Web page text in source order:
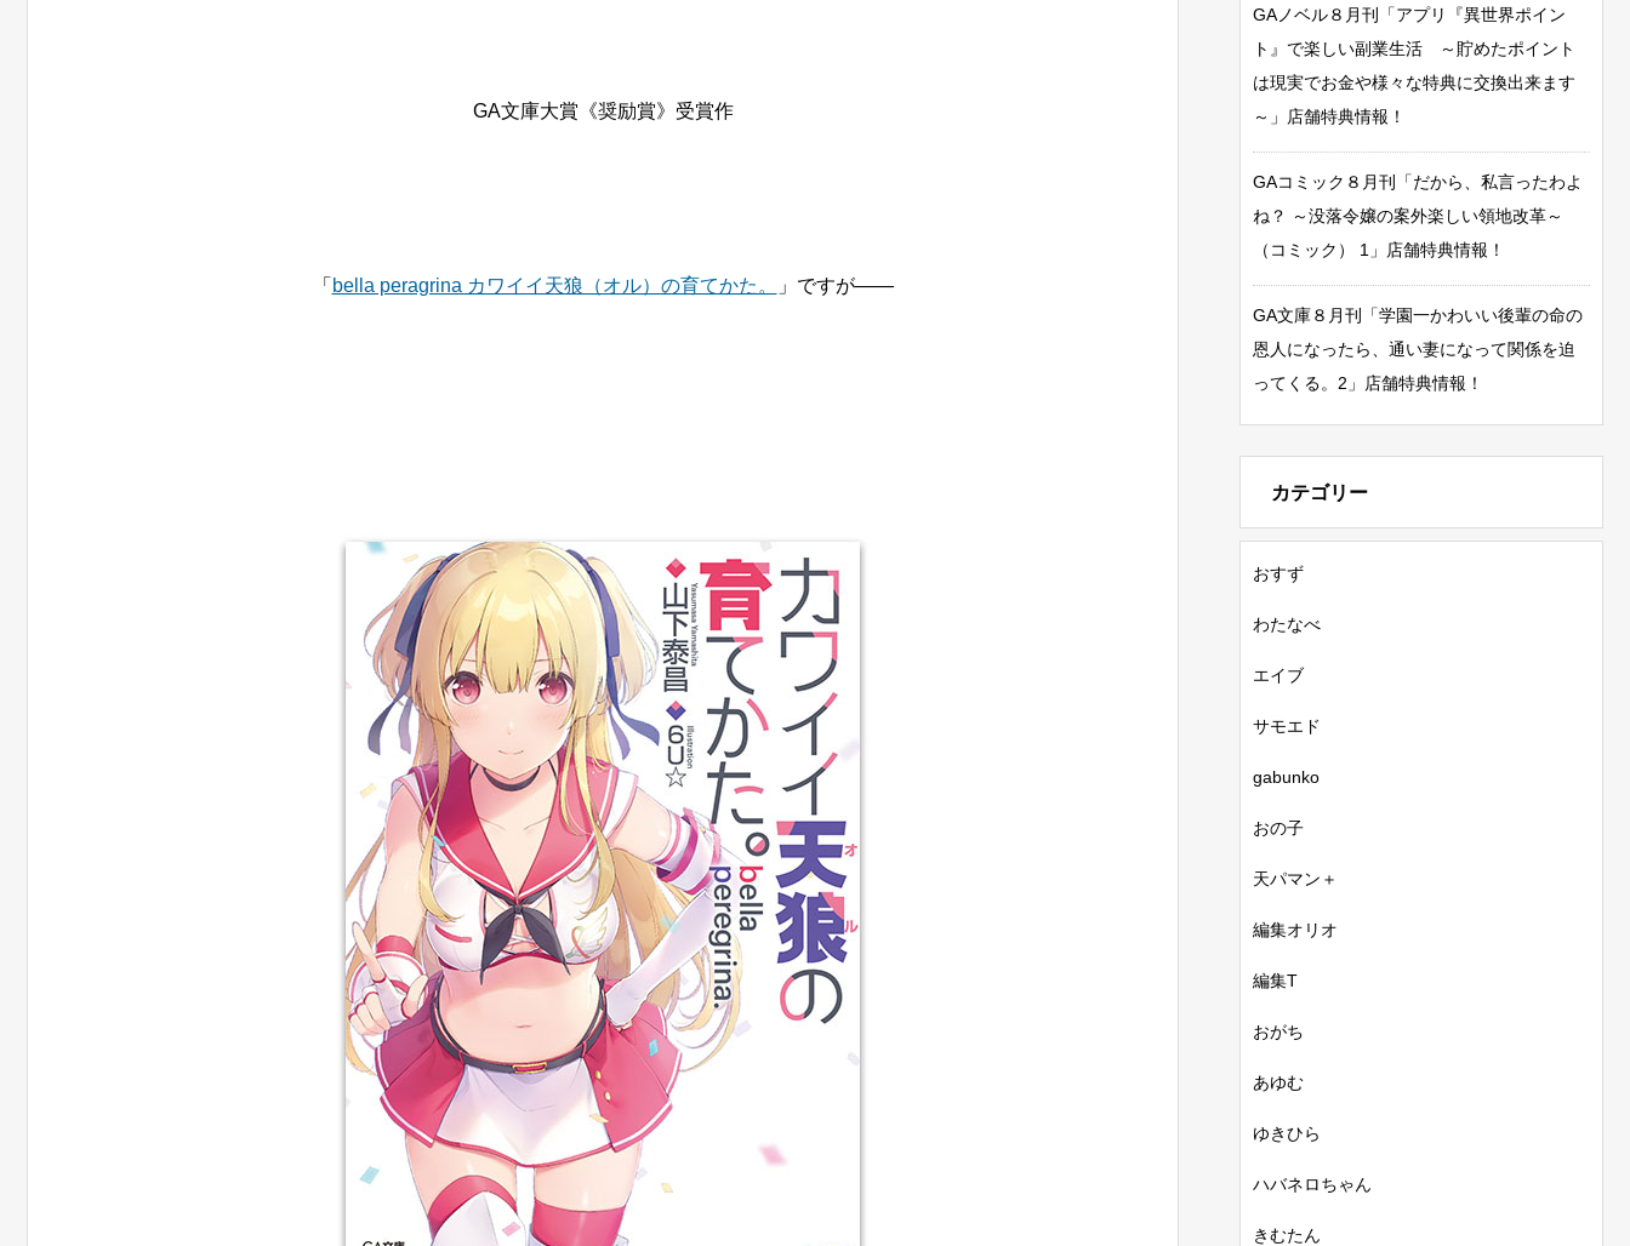
GA文庫大賞《奨励賞》受賞作
「 bella peragrina カワイイ天狼（オル）の育てかた。 」ですが――
GAノベル８月刊「アプリ『異世界ポイン
ト』で楽しい副業生活 ～貯めたポイント
は現実でお金や様々な特典に交換出来ます
～」店舗特典情報！
GAコミック８月刊「だから、私言ったわよ
ね？ ～没落令嬢の案外楽しい領地改革～
（コミック） 1」店舗特典情報！
GA文庫８月刊「学園一かわいい後輩の命の
恩人になったら、通い妻になって関係を迫
ってくる。2」店舗特典情報！
カテゴリー
おすず
わたなべ
エイブ
サモエド
gabunko
おの子
天パマン＋
編集オリオ
編集T
おがち
あゆむ
ゆきひら
ハバネロちゃん
きむたん